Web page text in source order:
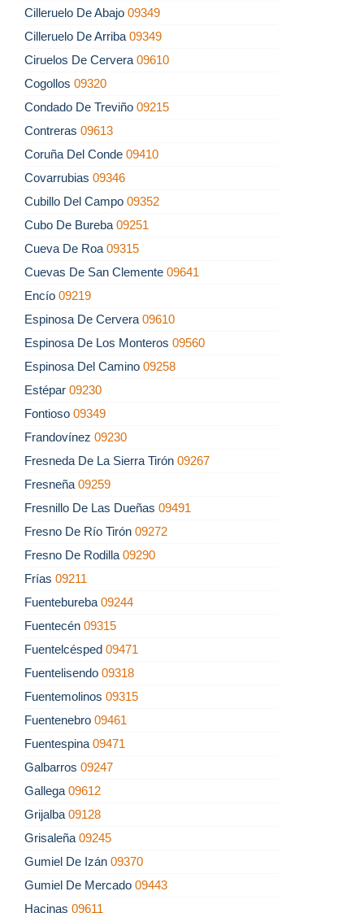
Cilleruelo De Abajo 09349
Cilleruelo De Arriba 09349
Ciruelos De Cervera 09610
Cogollos 09320
Condado De Treviño 09215
Contreras 09613
Coruña Del Conde 09410
Covarrubias 09346
Cubillo Del Campo 09352
Cubo De Bureba 09251
Cueva De Roa 09315
Cuevas De San Clemente 09641
Encío 09219
Espinosa De Cervera 09610
Espinosa De Los Monteros 09560
Espinosa Del Camino 09258
Estépar 09230
Fontioso 09349
Frandovínez 09230
Fresneda De La Sierra Tirón 09267
Fresneña 09259
Fresnillo De Las Dueñas 09491
Fresno De Río Tirón 09272
Fresno De Rodilla 09290
Frías 09211
Fuentebureba 09244
Fuentecén 09315
Fuentelcésped 09471
Fuentelisendo 09318
Fuentemolinos 09315
Fuentenebro 09461
Fuentespina 09471
Galbarros 09247
Gallega 09612
Grijalba 09128
Grisaleña 09245
Gumiel De Izán 09370
Gumiel De Mercado 09443
Hacinas 09611